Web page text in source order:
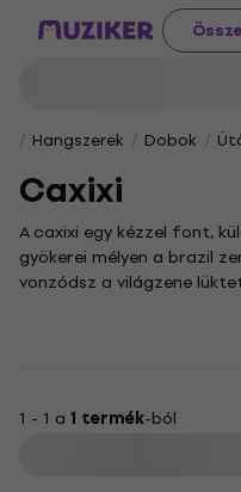
Hangszerek Dobok
Caxixi
A caxixi egy kézzel font,
gyökerei mélyen a brazil
vonzódsz a világzene
A caxixi megszólaltatása
1 - 1 a 1 termék-ból